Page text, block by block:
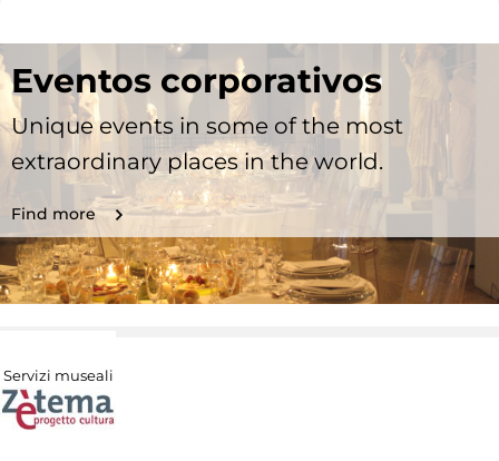
Eventos corporativos
Unique events in some of the most
extraordinary places in the world.
Find more
Servizi museali